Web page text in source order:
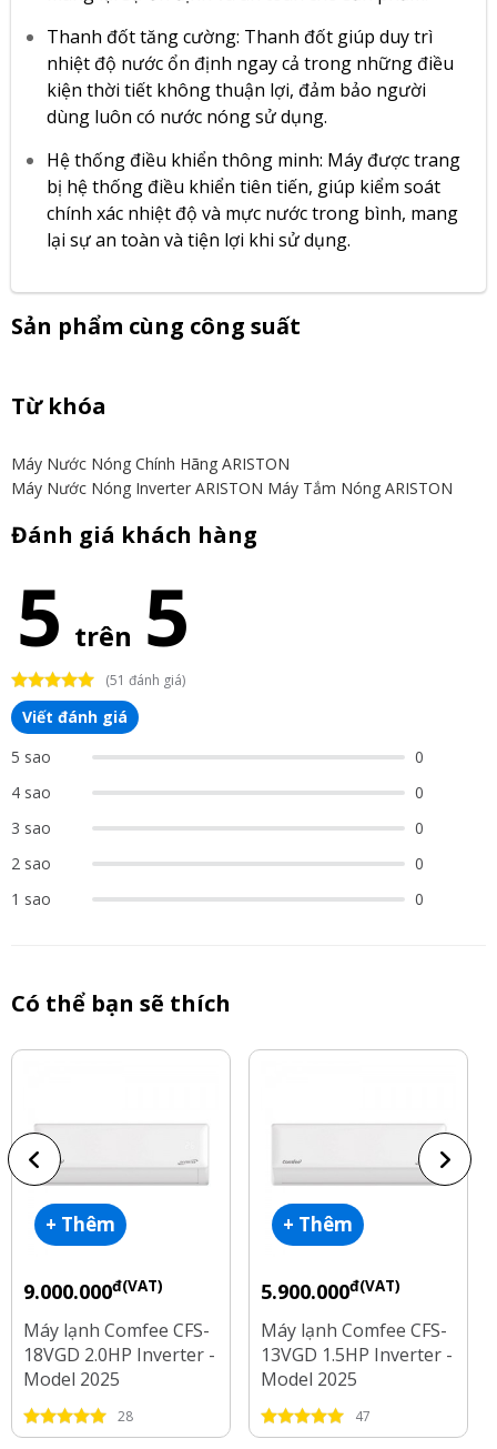
Thanh đốt tăng cường: Thanh đốt giúp duy trì
nhiệt độ nước ổn định ngay cả trong những điều
kiện thời tiết không thuận lợi, đảm bảo người
dùng luôn có nước nóng sử dụng.
Hệ thống điều khiển thông minh: Máy được trang
bị hệ thống điều khiển tiên tiến, giúp kiểm soát
chính xác nhiệt độ và mực nước trong bình, mang
lại sự an toàn và tiện lợi khi sử dụng.
Sản phẩm cùng công suất
Từ khóa
Máy Nước Nóng Chính Hãng ARISTON
Máy Nước Nóng Inverter ARISTON Máy Tắm Nóng ARISTON
Đánh giá khách hàng
5 trên 5
(51 đánh giá)
Viết đánh giá
5 sao
0
4 sao
0
3 sao
0
2 sao
0
1 sao
0
Có thể bạn sẽ thích
+ Thêm
9.000.000đ(VAT)
Máy lạnh Comfee CFS-
18VGD 2.0HP Inverter -
Model 2025
28
+ Thêm
5.900.000đ(VAT)
Máy lạnh Comfee CFS-
13VGD 1.5HP Inverter -
Model 2025
47